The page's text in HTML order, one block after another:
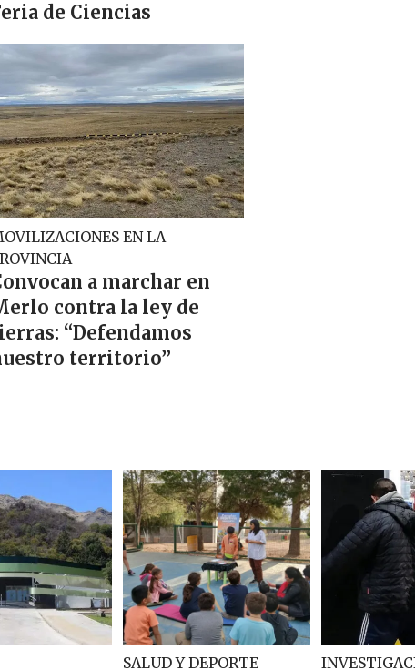
de Ciencias
EN LA
a marchar en
contra la ley de
“Defendamos
territorio”
SALUD Y DEPORTE